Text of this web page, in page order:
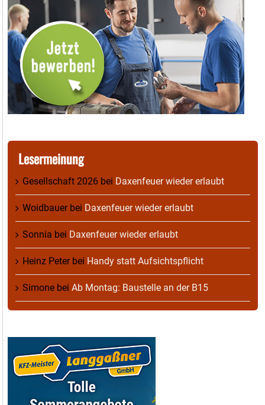
Lesermeinung
Gesellschaft 2026 bei Daxenfeuer wieder erlaubt
Woidbauerbei Daxenfeuer wieder erlaubt
Sonnia bei Daxenfeuer wieder erlaubt
Heinz Peterbei Handy statt Aufsichtspflicht
Simone bei Ab Montag: Baustelle an der B15